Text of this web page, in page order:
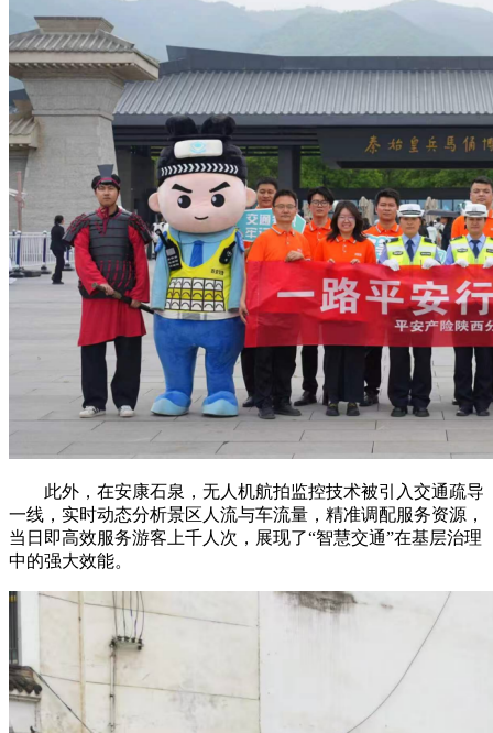
此外，在安康石泉，无人机航拍监控技术被引入交通疏导
一线，实时动态分析景区人流与车流量，精准调配服务资源，
当日即高效服务游客上千人次，展现了“智慧交通”在基层治理
中的强大效能。